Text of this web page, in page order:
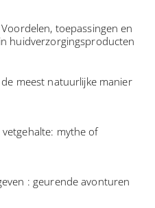
toepassingen en
huidverzorgingsproducten
meest natuurlijke manier
mythe of
: geurende avonturen